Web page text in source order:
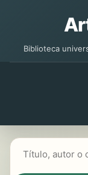
Biblioteca